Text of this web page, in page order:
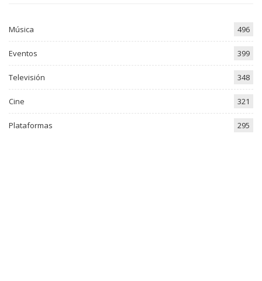
Música 496
Eventos 399
Televisión 348
Cine 321
Plataformas 295